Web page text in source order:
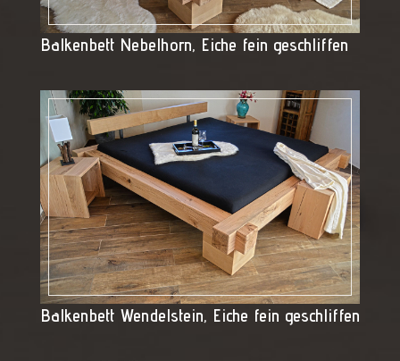
Balkenbett Nebelhorn, Eiche fein geschliffen
Balkenbett Wendelstein, Eiche fein geschliffen